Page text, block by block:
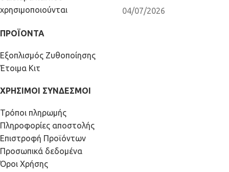
04/07/2026
ΠΡΟΪΟΝΤΑ
Εξοπλισμός Ζυθοποίησης
Έτοιμα Κιτ
ΧΡΗΣΙΜΟΙ ΣΥΝΔΕΣΜΟΙ
Τρόποι πληρωμής
Πληροφορίες αποστολής
Επιστροφή Προϊόντων
Προσωπικά δεδομένα
Όροι Χρήσης